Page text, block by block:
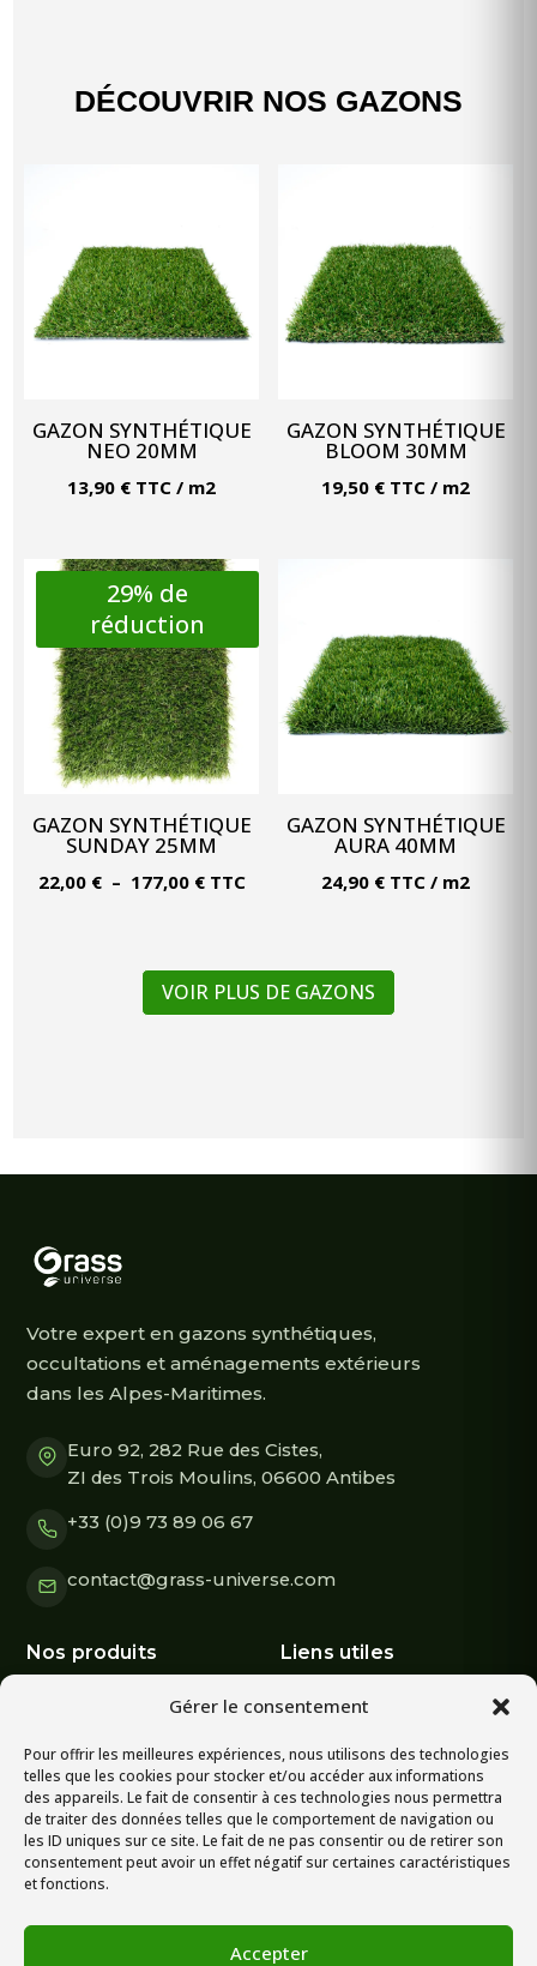
Gérer le consentement
Pour offrir les meilleures expériences, nous utilisons des technologies
telles que les cookies pour stocker et/ou accéder aux informations
des appareils. Le fait de consentir à ces technologies nous permettra
de traiter des données telles que le comportement de navigation ou
les ID uniques sur ce site. Le fait de ne pas consentir ou de retirer son
consentement peut avoir un effet négatif sur certaines caractéristiques
et fonctions.
Accepter
DÉCOUVRIR NOS GAZONS
GAZON SYNTHÉTIQUE
NEO 20MM
13,90 € TTC / m2
GAZON SYNTHÉTIQUE
BLOOM 30MM
19,50 € TTC / m2
29% de
réduction
GAZON SYNTHÉTIQUE
SUNDAY 25MM
22,00 € – 177,00 €Plage
22,00 €
à
TTC
GAZON SYNTHÉTIQUE
AURA 40MM
24,90 € TTC / m2
VOIR PLUS DE GAZONS
Votre expert en gazons synthétiques,
occultations et aménagements extérieurs
dans les Alpes-Maritimes.
Euro 92, 282 Rue des Cistes,
ZI des Trois Moulins, 06600 Antibes
+33 (0)9 73 89 06 67
contact@grass-universe.com
Nos produits
Occultations
Accessoires
Échantillons
Liens utiles
Nos conseils
Actualités
À propos
Contact